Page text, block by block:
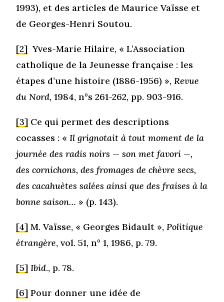
1993), et des articles de Maurice Vaïsse et
de Georges-Henri Soutou.
[2] Yves-Marie Hilaire, « L’Association
catholique de la Jeunesse française : les
étapes d’une histoire (1886-1956) », Revue
du Nord, 1984, n°s 261-262, pp. 903-916.
[3] Ce qui permet des descriptions
cocasses : « Il grignotait à tout moment de la
journée des radis noirs — son met favori —,
des cornichons, des fromages de chèvre secs,
des cacahuètes salées ainsi que des fraises à la
bonne saison… » (p. 143).
[4] M. Vaïsse, « Georges Bidault », Politique
étrangère, vol. 51, n° 1, 1986, p. 79.
[5] Ibid., p. 78.
[6] Pour donner une idée de